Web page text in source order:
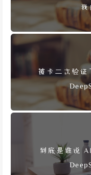
我
被卡二次验证
到底是谁说